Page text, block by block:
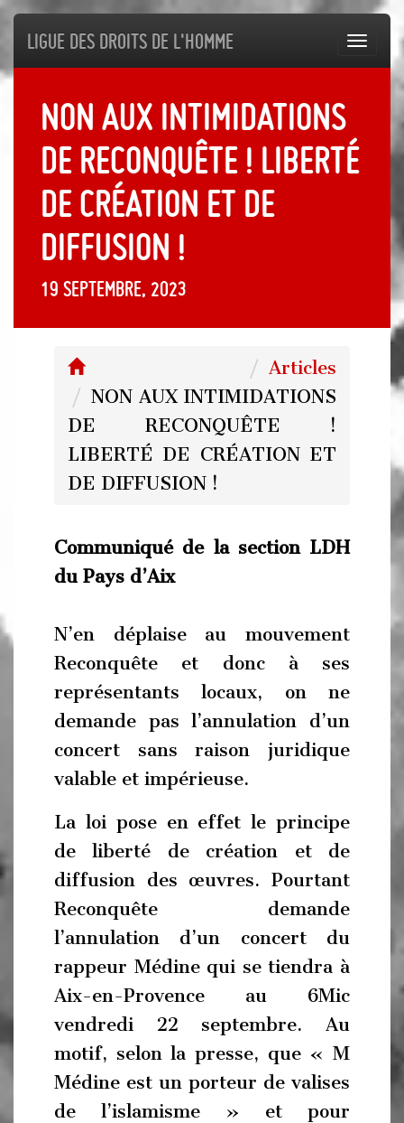
Ligue des droits de l'Homme
NON AUX INTIMIDATIONS
DE RECONQUÊTE ! LIBERTÉ
DE CRÉATION ET DE
DIFFUSION !
19 septembre, 2023
Articles
NON AUX INTIMIDATIONS
DE RECONQUÊTE !
LIBERTÉ DE CRÉATION ET
DE DIFFUSION !
Communiqué de la section LDH
du Pays d’Aix
N’en déplaise au mouvement
Reconquête et donc à ses
représentants locaux, on ne
demande pas l’annulation d’un
concert sans raison juridique
valable et impérieuse.
La loi pose en effet le principe
de liberté de création et de
diffusion des œuvres. Pourtant
Reconquête demande
l’annulation d’un concert du
rappeur Médine qui se tiendra à
Aix-en-Provence au 6Mic
vendredi 22 septembre. Au
motif, selon la presse, que « M
Médine est un porteur de valises
de l’islamisme » et pour